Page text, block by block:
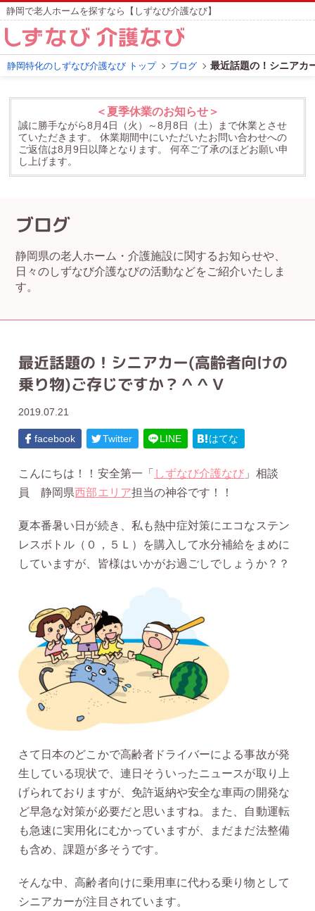
静岡で老人ホームを探すなら【しずなび介護なび】
静岡特化のしずなび介護なび トップ ブログ 最近話題の！シニアカ
＜夏季休業のお知らせ＞
誠に勝手ながら8月4日（火）～8月8日（土）まで休業とさせ
ていただきます。
休業期間中にいただいたお問い合わせへの
ご返信は8月9日以降となります。
何卒ご了承のほどお願い申
し上げます。
ブログ
静岡県の老人ホーム・介護施設に関するお知らせや、
日々のしずなび介護なびの活動などをご紹介いたしま
す。
最近話題の！シニアカー(高齢者向けの
乗り物)ご存じですか？＾＾Ｖ
2019.07.21
facebook Twitter LINE はてな
こんにちは！！安全第一「 しずなび介護なび 」相談
員 静岡県西部エリア担当の神谷です！！
夏本番暑い日が続き、私も熱中症対策にエコなステン
レスボトル（０，５Ｌ）を購入して水分補給をまめに
していますが、皆様はいかがお過ごしでしょうか？？
さて日本のどこかで高齢者ドライバーによる事故が発
生している現状で、連日そういったニュースが取り上
げられておりますが、免許返納や安全な車両の開発な
ど早急な対策が必要だと思いますね。また、自動運転
も急速に実用化にむかっていますが、まだまだ法整備
も含め、課題が多そうです。
そんな中、高齢者向けに乗用車に代わる乗り物として
シニアカーが注目されています。